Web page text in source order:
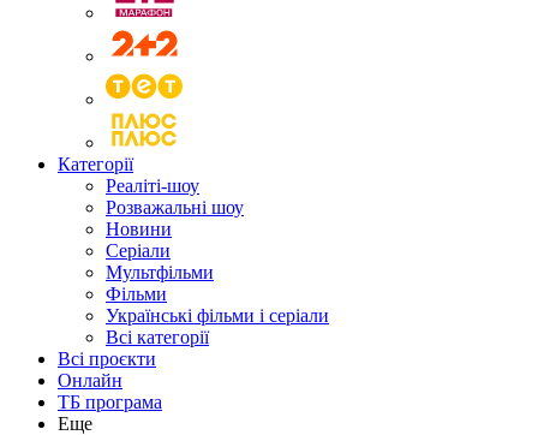
Категорії
Реаліті-шоу
Розважальні шоу
Новини
Серіали
Мультфільми
Фільми
Українські фільми і серіали
Всі категорії
Всі проєкти
Онлайн
ТБ програма
Еще